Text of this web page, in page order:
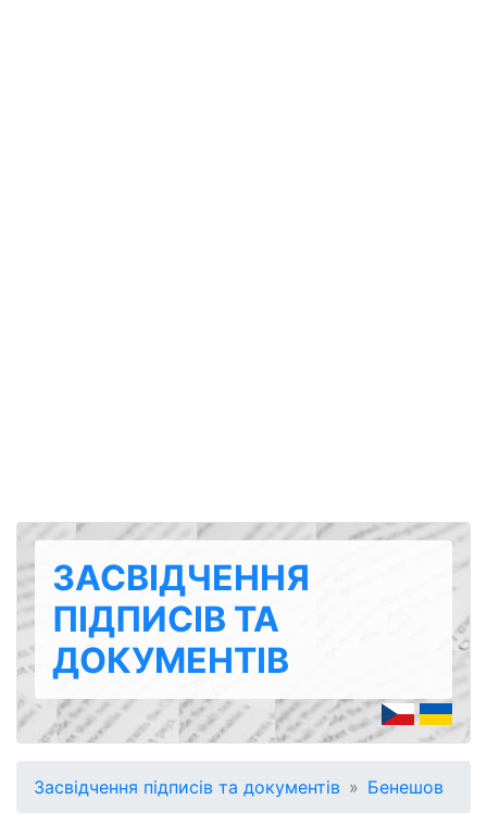
ЗАСВІДЧЕННЯ
ПІДПИСІВ ТА
ДОКУМЕНТІВ
Засвідчення підписів та документів Бенешов